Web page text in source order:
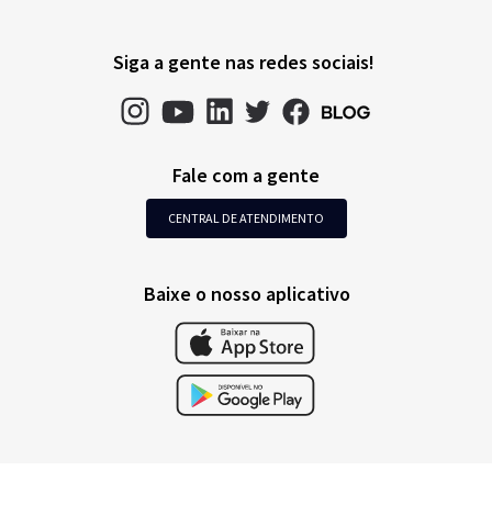
Siga a gente nas redes sociais!
Baixe o nosso aplicativo
Fale com a gente
CENTRAL DE ATENDIMENTO